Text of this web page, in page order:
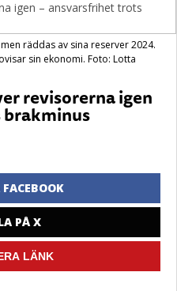
räddas av sina reserver 2024.
sin ekonomi. Foto: Lotta
revisorerna igen
PÅ X
LÄNK